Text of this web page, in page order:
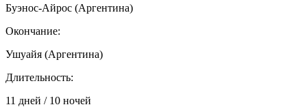
Буэнос-Айрос (Аргентина)
Окончание:
Ушуайя (Аргентина)
Длительность:
11 дней / 10 ночей